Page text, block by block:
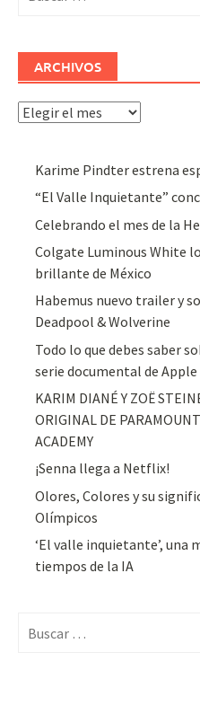
ARCHIVOS
Archivos
Karime Pindter estrena
“El Valle Inquietante”
Celebrando el mes de la
Colgate Luminous White
brillante de México
Habemus nuevo trailer y
Deadpool & Wolverine
Todo lo que debes saber
serie documental de Apple
KARIM DIANÉ Y ZOË
ORIGINAL DE
ACADEMY
¡Senna llega a Netflix!
Olores, Colores y su
Olímpicos
‘El valle inquietante’, una
tiempos de la IA